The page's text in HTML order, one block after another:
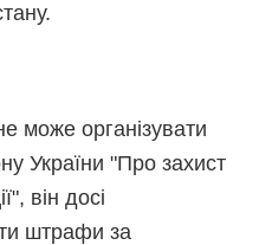
може організувати
України "Про захист
він досі
штрафи за